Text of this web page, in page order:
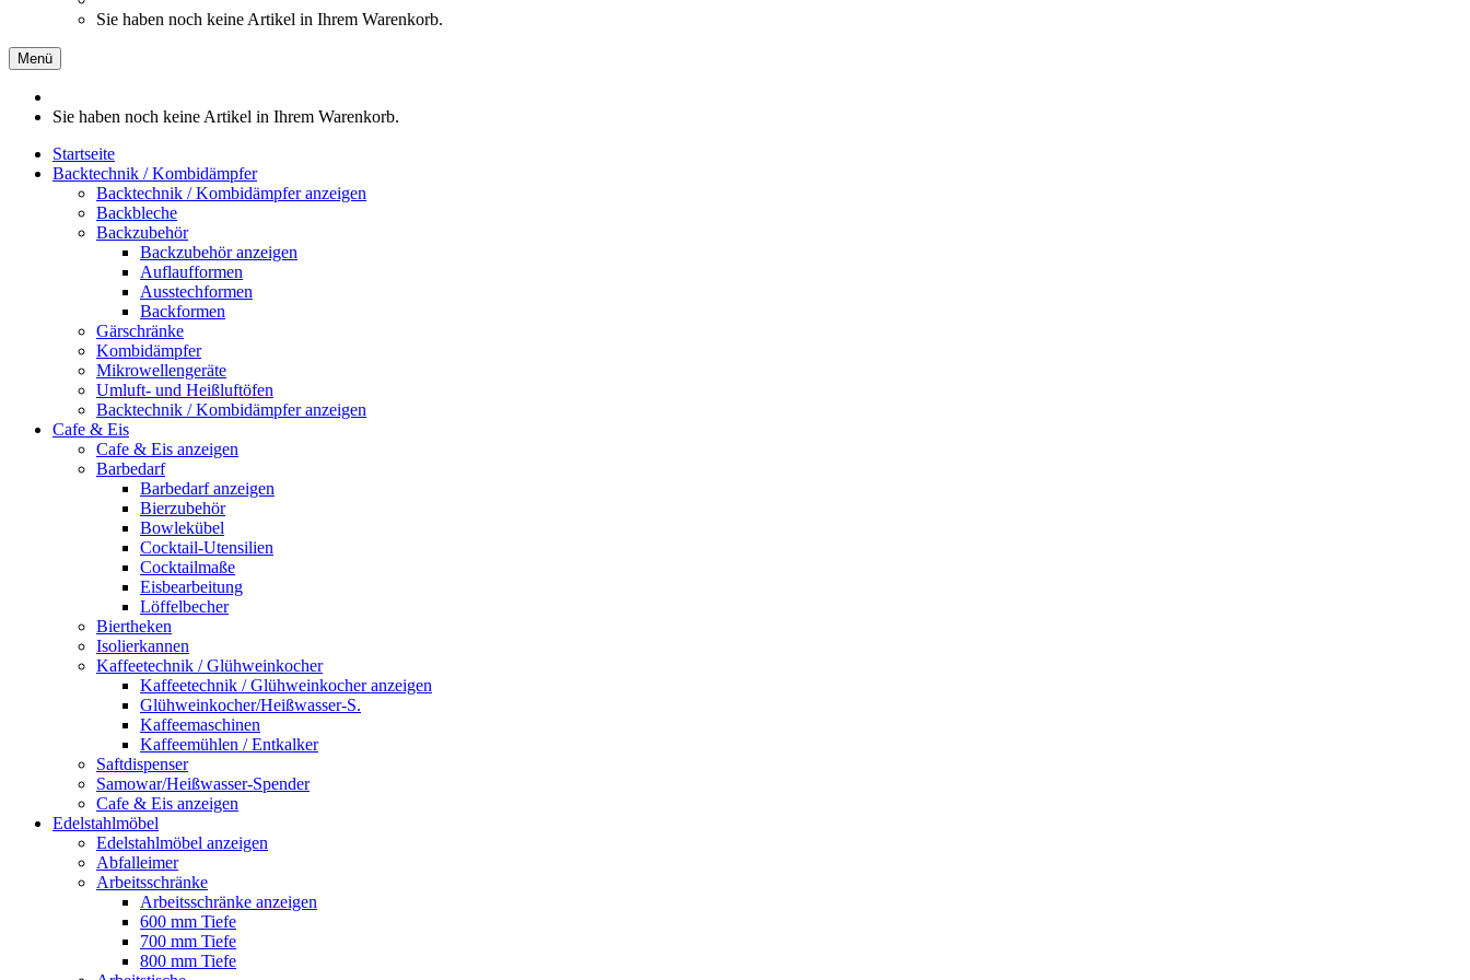
Sie haben noch keine Artikel in Ihrem Warenkorb.
Menü
Sie haben noch keine Artikel in Ihrem Warenkorb.
Startseite
Backtechnik / Kombidämpfer
Backtechnik / Kombidämpfer anzeigen
Backbleche
Backzubehör
Backzubehör anzeigen
Auflaufformen
Ausstechformen
Backformen
Gärschränke
Kombidämpfer
Mikrowellengeräte
Umluft- und Heißluftöfen
Backtechnik / Kombidämpfer anzeigen
Cafe & Eis
Cafe & Eis anzeigen
Barbedarf
Barbedarf anzeigen
Bierzubehör
Bowlekübel
Cocktail-Utensilien
Cocktailmaße
Eisbearbeitung
Löffelbecher
Biertheken
Isolierkannen
Kaffeetechnik / Glühweinkocher
Kaffeetechnik / Glühweinkocher anzeigen
Glühweinkocher/Heißwasser-S.
Kaffeemaschinen
Kaffeemühlen / Entkalker
Saftdispenser
Samowar/Heißwasser-Spender
Cafe & Eis anzeigen
Edelstahlmöbel
Edelstahlmöbel anzeigen
Abfalleimer
Arbeitsschränke
Arbeitsschränke anzeigen
600 mm Tiefe
700 mm Tiefe
800 mm Tiefe